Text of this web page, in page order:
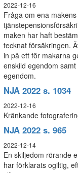
2022-12-16
Fråga om ena
maken har haft
tecknat försäkringen.
in på ett för makarna
enskild egendom
egendom.
NJA 2022 s. 1034
2022-12-16
Kränkande
NJA 2022 s. 965
2022-12-14
En skiljedom rörande
har förklarats ogiltig,